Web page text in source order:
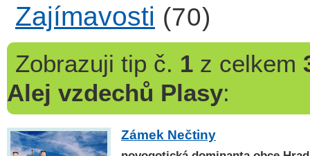
Zajímavosti (70)
Zobrazuji tip č. 1z celkem
Alej vzdechů Plasy:
Zámek Nečtiny